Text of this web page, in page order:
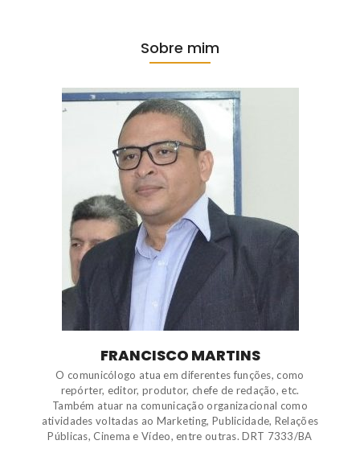
Sobre mim
FRANCISCO MARTINS
O comunicólogo atua em diferentes funções, como
repórter, editor, produtor, chefe de redação, etc.
Também atuar na comunicação organizacional como
atividades voltadas ao Marketing, Publicidade, Relações
Públicas, Cinema e Vídeo, entre outras. DRT 7333/BA